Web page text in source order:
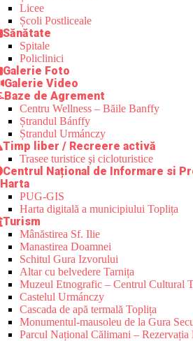
Licee
Școli Postliceale
Sănătate
Spitale
Policlinici
Galerie Foto
Galerie Video
Baze de Agrement
Centru Wellness – Băile Banffy
Ștrandul Bánffy
Ștrandul Urmánczy
Timp liber / Recreere activă
Trasee turistice şi cicloturistice
Centrul Național de Informare si
Harta
PUG-GIS
Harta digitală a municipiului Toplița
Turism
Mânăstirea Sf. Ilie
Manastirea Doamnei
Schitul Gura Izvorului
Altar cu belvedere Tarnița
Muzeul Etnografic – Centrul Cultural
Castelul Urmánczy
Cascada de apă termală Toplița
Monumentul-mausoleu de la Gura
Parcul Național Călimani – Rezervația